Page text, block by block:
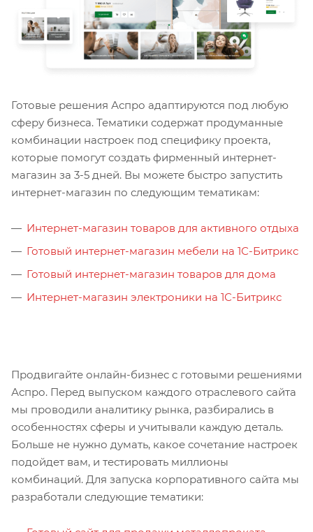
Готовые решения Аспро адаптируются под любую
сферу бизнеса. Тематики содержат продуманные
комбинации настроек под специфику проекта,
которые помогут создать фирменный интернет-
магазин за 3-5 дней. Вы можете быстро запустить
интернет-магазин по следующим тематикам:
Интернет-магазин товаров для активного отдыха
Готовый интернет-магазин мебели на 1С-Битрикс
Готовый интернет-магазин товаров для дома
Интернет-магазин электроники на 1С-Битрикс
Продвигайте онлайн-бизнес с готовыми решениями
Аспро. Перед выпуском каждого отраслевого сайта
мы проводили аналитику рынка, разбирались в
особенностях сферы и учитывали каждую деталь.
Больше не нужно думать, какое сочетание настроек
подойдет вам, и тестировать миллионы
комбинаций. Для запуска корпоративного сайта мы
разработали следующие тематики: